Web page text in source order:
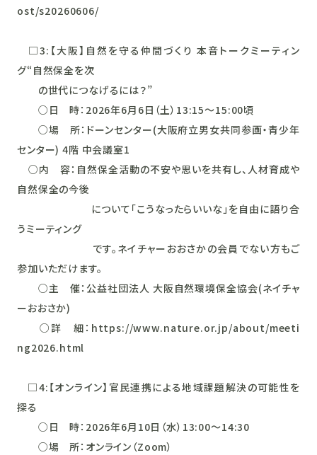
ost/s20260606/
□3:【大阪】自然を守る仲間づくり 本音トークミーティン
グ“自然保全を次
の世代につなげるには？”
○日 時：2026年6月6日（土）13:15～15:00頃
○場 所：ドーンセンター(大阪府立男女共同参画・青少年
センター) 4階 中会議室1
○内 容：自然保全活動の不安や思いを共有し、人材育成や
自然保全の今後
について「こうなったらいいな」を自由に語り合
うミーティング
です。ネイチャーおおさかの会員でない方もご
参加いただけます。
○主 催：公益社団法人 大阪自然環境保全協会(ネイチャ
ーおおさか)
○詳 細：https://www.nature.or.jp/about/meeti
ng2026.html
□4:【オンライン】官民連携による地域課題解決の可能性を
探る
○日 時：2026年6月10日（水）13:00～14:30
○場 所：オンライン（Zoom）